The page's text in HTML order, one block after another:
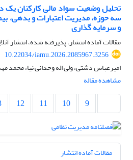
تحلیل وضعیت سواد مالی کارکنان یک
سه حوزه، مدیریت اعتبارات و بدهی،
و سرمایه گذاری
مقالات آماده انتشار، پذیرفته شده، انتشار
10.22034/iamu.2026.2085967.3256
امیرعباس دشتی، ولی اله وحدانی نیا، محمد
مشاهده مقاله
9
10
11
12
مقالات آماده انتشار